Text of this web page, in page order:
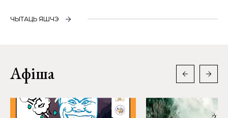
ЧЫТАЦЬ ЯШЧЭ
Афіша